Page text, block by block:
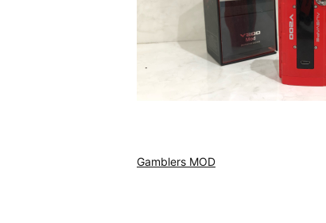
Gamblers MOD